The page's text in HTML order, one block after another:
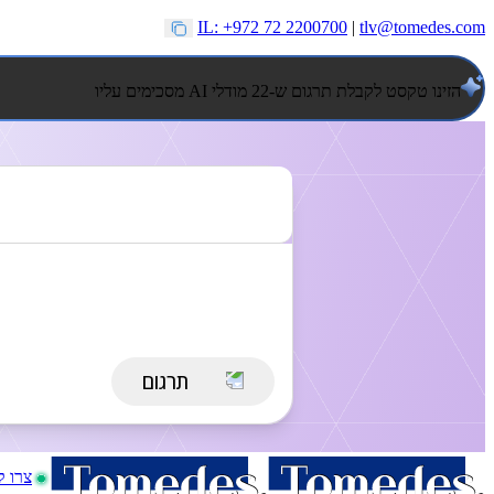
IL: +972 72 2200700 | tlv@tomedes.com
הזינו טקסט לקבלת תרגום ש-22 מודלי AI מסכימים עליו
צרו